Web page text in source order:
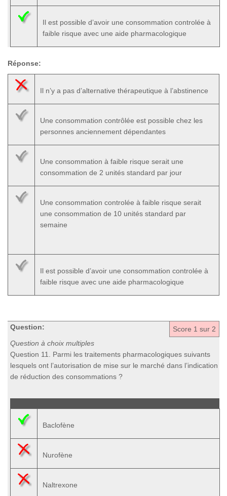
Il est possible d’avoir une consommation controlée à
faible risque avec une aide pharmacologique
Réponse:
Il n’y a pas d’alternative thérapeutique à l’abstinence
Une consommation contrôlée est possible chez les
personnes anciennement dépendantes
Une consommation à faible risque serait une
consommation de 2 unités standard par jour
Une consommation controlée à faible risque serait
une consommation de 10 unités standard par
semaine
Il est possible d’avoir une consommation controlée à
faible risque avec une aide pharmacologique
Score 1 sur 2
Question:
Question à choix multiples
Question 11. Parmi les traitements pharmacologiques suivants
lesquels ont l’autorisation de mise sur le marché dans l’indication
de réduction des consommations ?
Baclofène
Nurofène
Naltrexone